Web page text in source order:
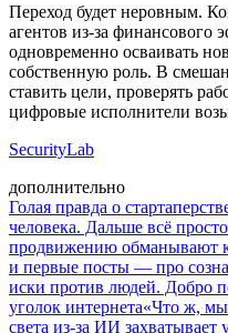
Переход будет неровным.
агентов из-за финансового
одновременно осваивать
собственную роль. В
ставить цели, проверять
цифровые исполнители
SecurityLab
дополнительно
Голая правда о
человека. Дальше всё просто
продвижению обманывают
и первые посты — про
иски против людей. Добро
уголок интернета«Что ж, мы
света из-за ИИ